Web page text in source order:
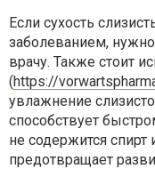
Если сухость
заболеванием,
врачу. Также стоит
(https://
увлажнение
способствует
не содержится
предотвращает